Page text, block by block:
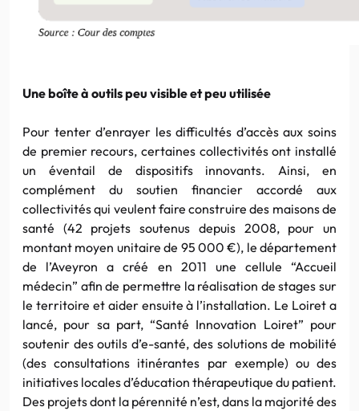
Une boîte à outils peu visible et peu utilisée
Pour tenter d’enrayer les difficultés d’accès aux soins
de premier recours, certaines collectivités ont installé
un éventail de dispositifs innovants. Ainsi, en
complément du soutien financier accordé aux
collectivités qui veulent faire construire des maisons de
santé (42 projets soutenus depuis 2008, pour un
montant moyen unitaire de 95 000 €), le département
de l’Aveyron a créé en 2011 une cellule “Accueil
médecin” afin de permettre la réalisation de stages sur
le territoire et aider ensuite à l’installation. Le Loiret a
lancé, pour sa part, “Santé Innovation Loiret” pour
soutenir des outils d’e-santé, des solutions de mobilité
(des consultations itinérantes par exemple) ou des
initiatives locales d’éducation thérapeutique du patient.
Des projets dont la pérennité n’est, dans la majorité des